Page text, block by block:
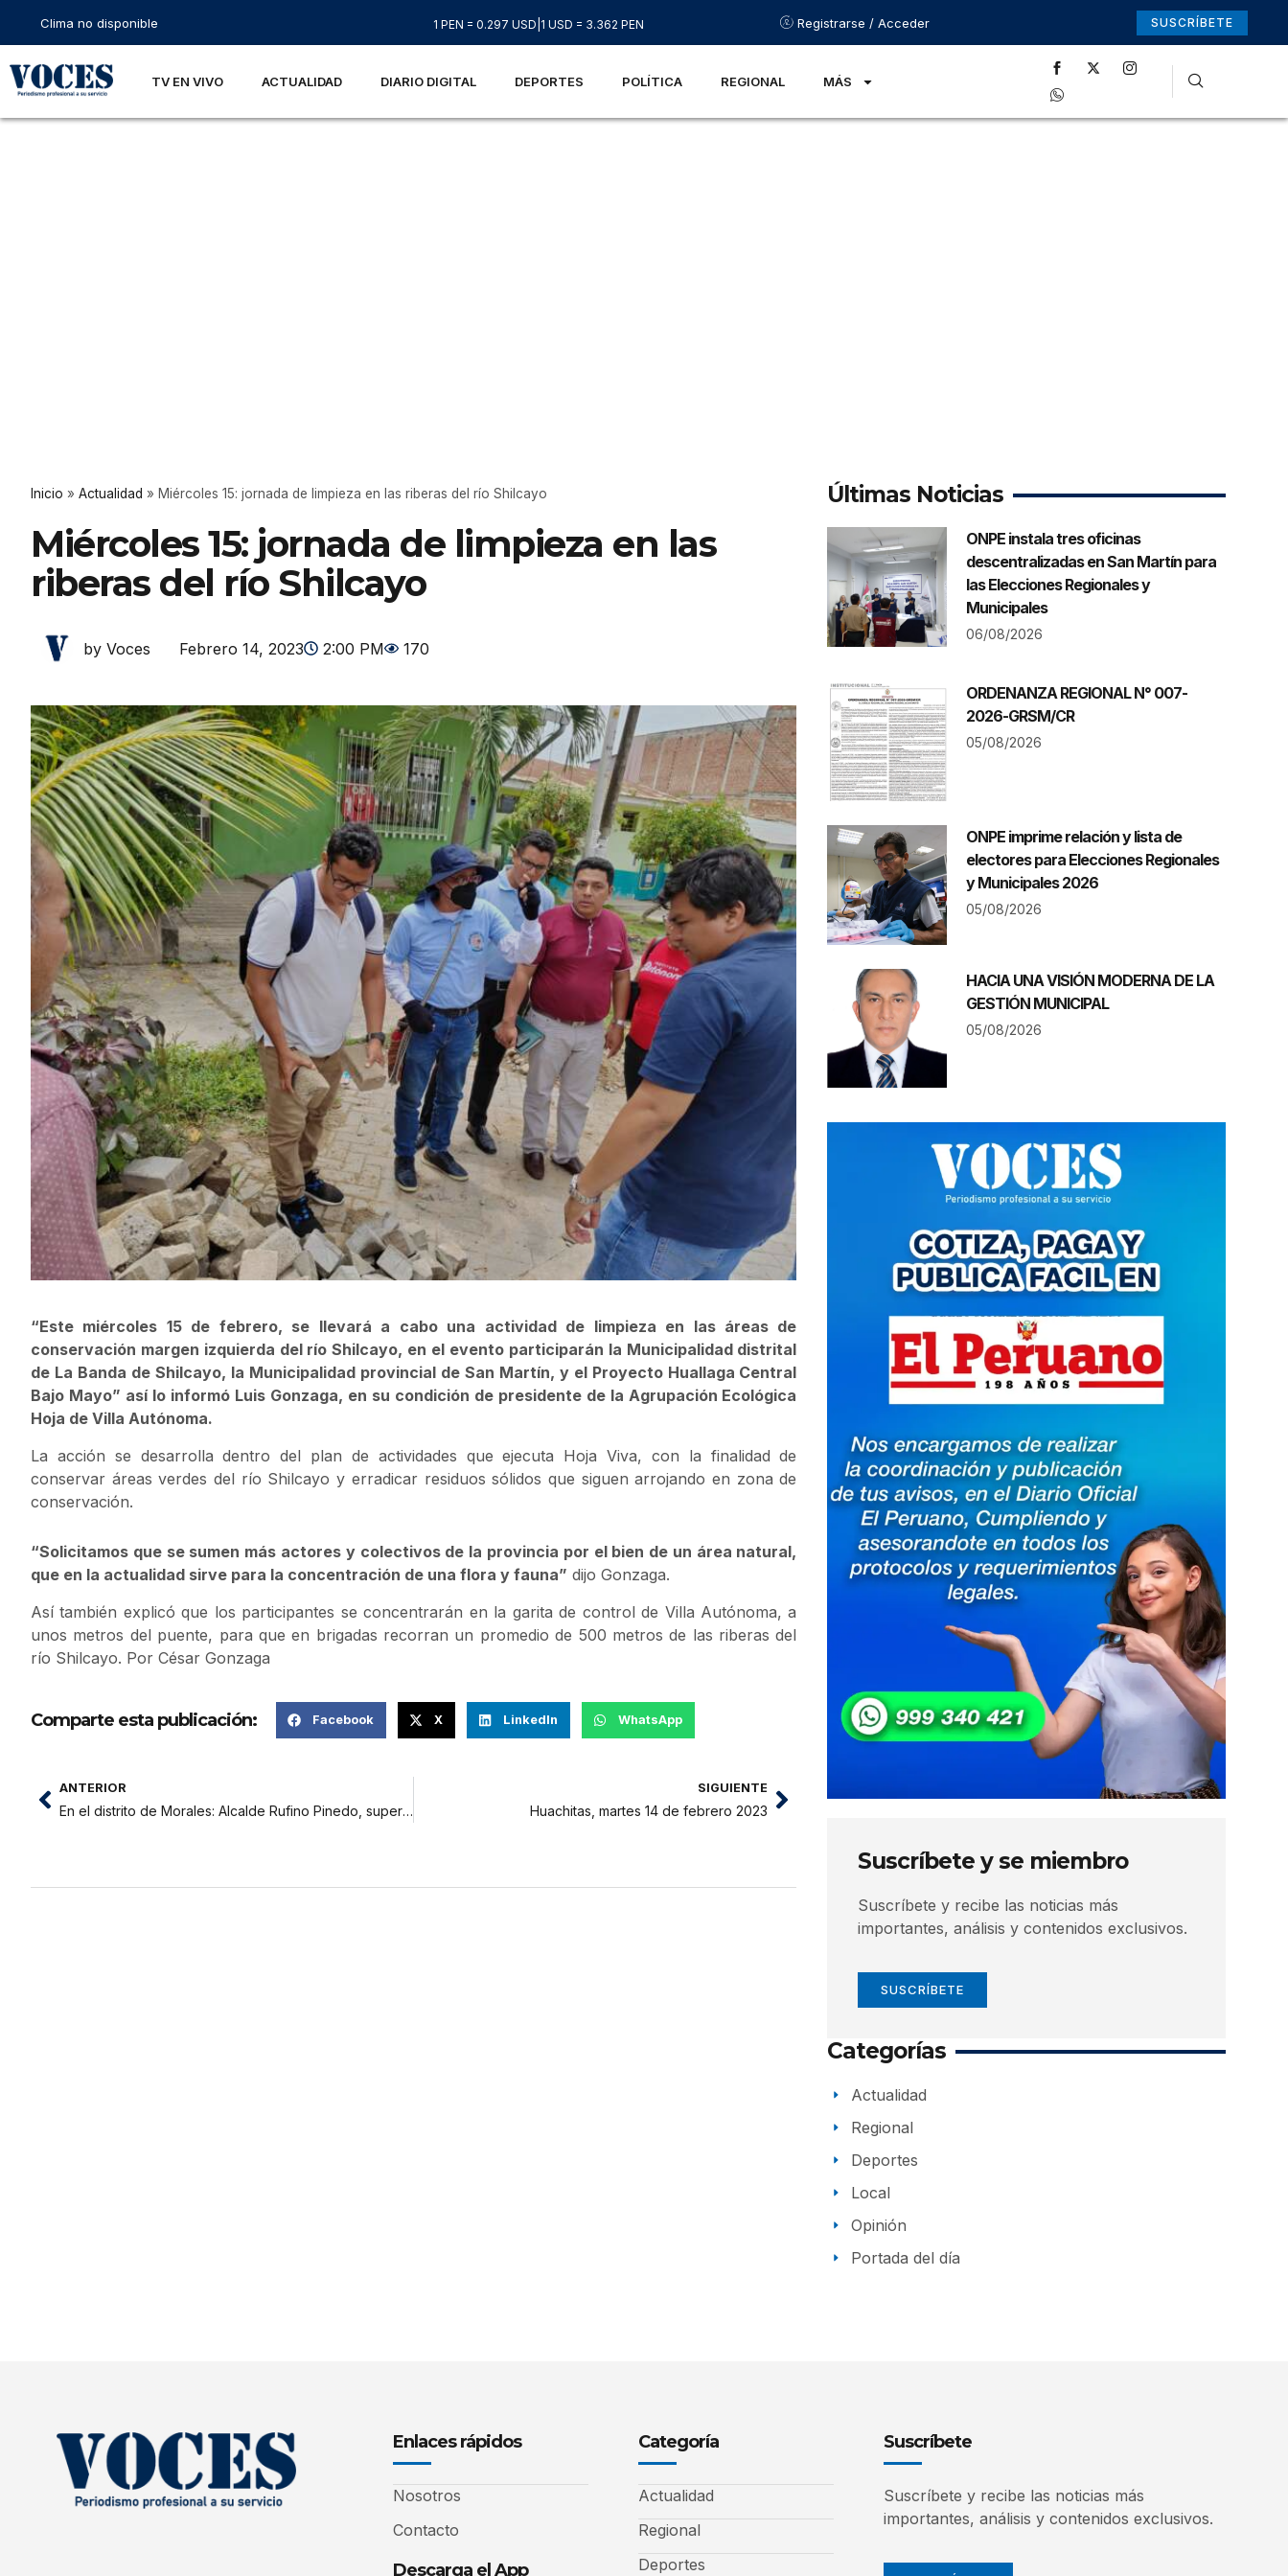
Clima no disponible 1 PEN = 0.297 USD 1 USD = 3.362 PEN Registrarse / Acceder SUSCRÍBETE
TV EN VIVO ACTUALIDAD DIARIO DIGITAL DEPORTES POLÍTICA REGIONAL MÁS
Inicio » Actualidad » Miércoles 15: jornada de limpieza en las riberas del río Shilcayo
Miércoles 15: jornada de limpieza en las
riberas del río Shilcayo
by Voces Febrero 14, 2023 2:00 PM 170
“Este miércoles 15 de febrero, se llevará a cabo una actividad de limpieza en las áreas de
conservación margen izquierda del río Shilcayo, en el evento participarán la Municipalidad distrital
de La Banda de Shilcayo, la Municipalidad provincial de San Martín, y el Proyecto Huallaga Central
Bajo Mayo” así lo informó Luis Gonzaga, en su condición de presidente de la Agrupación Ecológica
Hoja de Villa Autónoma.
La acción se desarrolla dentro del plan de actividades que ejecuta Hoja Viva, con la finalidad de
conservar áreas verdes del río Shilcayo y erradicar residuos sólidos que siguen arrojando en zona de
conservación.
“Solicitamos que se sumen más actores y colectivos de la provincia por el bien de un área natural,
que en la actualidad sirve para la concentración de una flora y fauna” dijo Gonzaga.
Así también explicó que los participantes se concentrarán en la garita de control de Villa Autónoma, a
unos metros del puente, para que en brigadas recorran un promedio de 500 metros de las riberas del
río Shilcayo. Por César Gonzaga
Comparte esta publicación: Facebook X LinkedIn WhatsApp
ANTERIOR
En el distrito de Morales: Alcalde Rufino Pinedo, supervisa obras
SIGUIENTE
Huachitas, martes 14 de febrero 2023
Últimas Noticias
ONPE instala tres oficinas
descentralizadas en San Martín para
las Elecciones Regionales y
Municipales
06/08/2026
ORDENANZA REGIONAL N° 007-
2026-GRSM/CR
05/08/2026
ONPE imprime relación y lista de
electores para Elecciones Regionales
y Municipales 2026
05/08/2026
HACIA UNA VISIÓN MODERNA DE LA
GESTIÓN MUNICIPAL
05/08/2026
Suscríbete y se miembro
Suscríbete y recibe las noticias más
importantes, análisis y contenidos exclusivos.
SUSCRÍBETE
Categorías
Actualidad
Regional
Deportes
Local
Opinión
Portada del día
Enlaces rápidos
Nosotros
Contacto
Descarga el App
Categoría
Actualidad
Regional
Deportes
Suscríbete
Suscríbete y recibe las noticias más
importantes, análisis y contenidos exclusivos.